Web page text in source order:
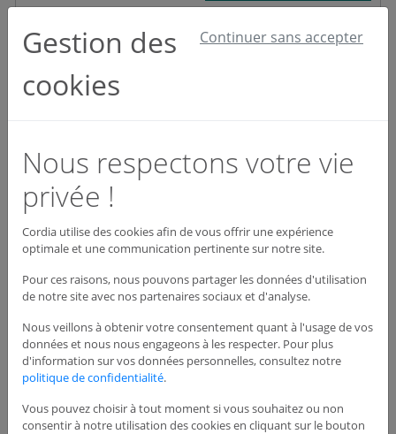
Haut de page
Descriptif
A quoi sert un RIA dans la
lutte contre les incendies
?
Un robinet incendie armé est un équipement de
première intervention, alimenté en eau, permettant de
lutter contre les débuts d’incendie. Il est utilisable par
toutes les personnes qualifiées. Le RIA doit être placé à
l’intérieur (ou à proximité des accès) des
établissements à protéger. Le choix de son
emplacement doit être tel que toute la surface des
locaux puisse être efficacement atteinte.
Gestion des
cookies
Continuer sans accepter
Nous respectons votre vie
privée !
Cordia utilise des cookies afin de vous offrir une expérience
optimale et une communication pertinente sur notre site.
Pour ces raisons, nous pouvons partager les données d'utilisation
de notre site avec nos partenaires sociaux et d'analyse.
Nous veillons à obtenir votre consentement quant à l'usage de vos
données et nous nous engageons à les respecter. Pour plus
d'information sur vos données personnelles, consultez notre
politique de confidentialité.
Vous pouvez choisir à tout moment si vous souhaitez ou non
consentir à notre utilisation des cookies en cliquant sur le bouton